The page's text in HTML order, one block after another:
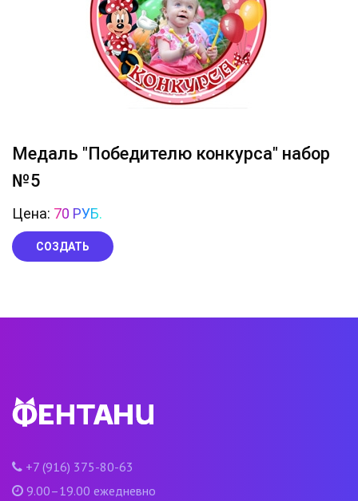
Медаль "Победителю конкурса" набор
№5
Цена: 70 РУБ.
СОЗДАТЬ
+7 (916) 375-80-63
9.00–19.00 ежедневно